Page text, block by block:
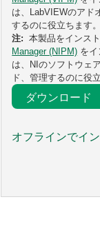
は、LabVIEWのアド
するのに役立ちます。
注:本製品をインス
Manager (NIPM) を
は、NIのソフトウェ
ド、管理するのに役
ダウンロード
オフラインでイ